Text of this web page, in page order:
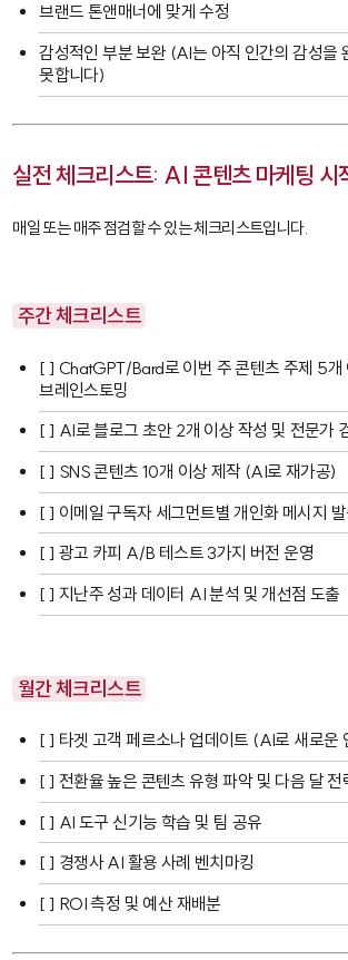
브랜드 톤앤매너에 맞게 수정
감성적인 부분 보완 (AI는 아직 인간의 감성을
못합니다)
실전 체크리스트: AI 콘텐츠 마케팅 시
매일 또는 매주 점검할 수 있는 체크리스트입니다.
주간 체크리스트
[ ] ChatGPT/Bard로 이번 주 콘텐츠 주제 5개
브레인스토밍
[ ] AI로 블로그 초안 2개 이상 작성 및 전문가
[ ] SNS 콘텐츠 10개 이상 제작 (AI로 재가공)
[ ] 이메일 구독자 세그먼트별 개인화 메시지
[ ] 광고 카피 A/B 테스트 3가지 버전 운영
[ ] 지난주 성과 데이터 AI 분석 및 개선점 도출
월간 체크리스트
[ ] 타겟 고객 페르소나 업데이트 (AI로 새로운
[ ] 전환율 높은 콘텐츠 유형 파악 및 다음 달 전
[ ] AI 도구 신기능 학습 및 팀 공유
[ ] 경쟁사 AI 활용 사례 벤치마킹
[ ] ROI 측정 및 예산 재배분